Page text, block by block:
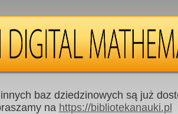
baz dziedzinowych są już
na https://bibliotekanauki.pl